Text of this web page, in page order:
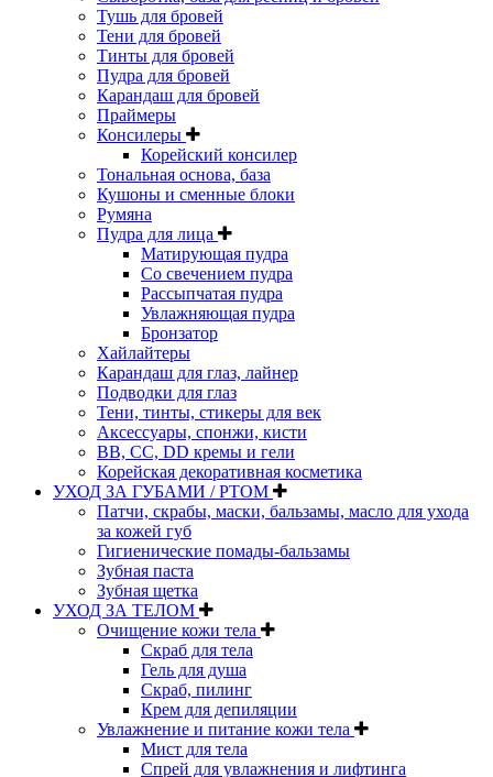
Тушь для бровей
Тени для бровей
Тинты для бровей
Пудра для бровей
Карандаш для бровей
Праймеры
Консилеры
Корейский консилер
Тональная основа, база
Кушоны и сменные блоки
Румяна
Пудра для лица
Матирующая пудра
Со свечением пудра
Рассыпчатая пудра
Увлажняющая пудра
Бронзатор
Хайлайтеры
Карандаш для глаз, лайнер
Подводки для глаз
Тени, тинты, стикеры для век
Аксессуары, спонжи, кисти
BB, CC, DD кремы и гели
Корейская декоративная косметика
УХОД ЗА ГУБАМИ / РТОМ
Патчи, скрабы, маски, бальзамы, масло для ухода
за кожей губ
Гигиенические помады-бальзамы
Зубная паста
Зубная щетка
УХОД ЗА ТЕЛОМ
Очищение кожи тела
Скраб для тела
Гель для душа
Скраб, пилинг
Крем для депиляции
Увлажнение и питание кожи тела
Мист для тела
Спрей для увлажнения и лифтинга